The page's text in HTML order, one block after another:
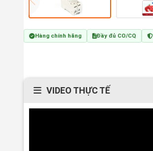
Hàng chính hãng Đầy đủ CO/CQ
VIDEO THỰC TẾ